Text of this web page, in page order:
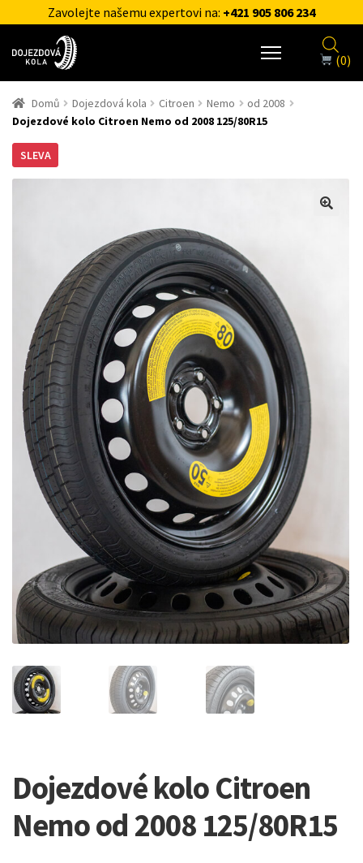
Zavolejte našemu expertovi na: +421 905 806 234
(0)
Domů Dojezdová kola Citroen Nemo
od 2008
Dojezdové kolo Citroen Nemo od 2008 125/80R15
SLEVA
Dojezdové kolo Citroen
Nemo od 2008 125/80R15